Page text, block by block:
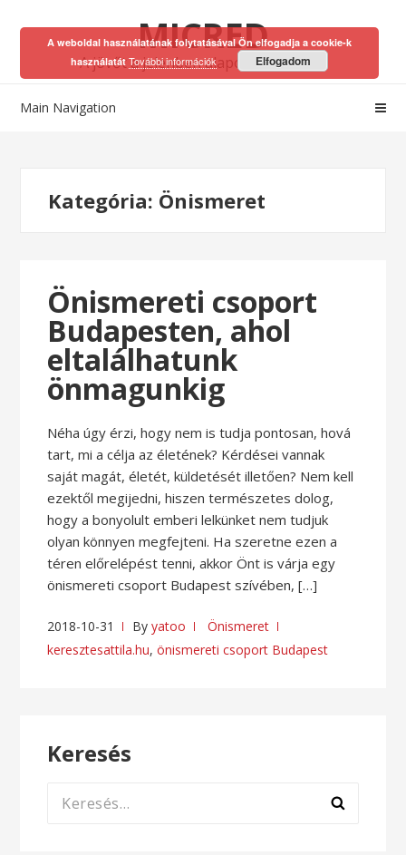
to
navigation
to
content
MICRED
A jövőt a jelenben alapozhatod meg!
Main Navigation
Kategória: Önismeret
Önismereti csoport
Budapesten, ahol
eltalálhatunk
önmagunkig
Néha úgy érzi, hogy nem is tudja pontosan, hová
tart, mi a célja az életének? Kérdései vannak
saját magát, életét, küldetését illetően? Nem kell
ezektől megijedni, hiszen természetes dolog,
hogy a bonyolult emberi lelkünket nem tudjuk
olyan könnyen megfejteni. Ha szeretne ezen a
téren előrelépést tenni, akkor Önt is várja egy
önismereti csoport Budapest szívében, […]
2018-10-31 Byyatoo
Önismeret
keresztesattila.hu,önismereti csoport Budapest
Keresés
Keresés:
A weboldal használatának folytatásával Ön elfogadja a cookie-k
használatátTovábbi információk Elfogadom